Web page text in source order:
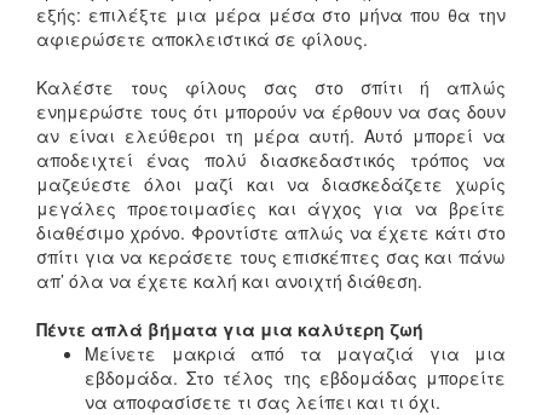
εξής: επιλέξτε μια μέρα μέσα στο μήνα που θα την
αφιερώσετε αποκλειστικά σε φίλους.
Καλέστε τους φίλους σας στο σπίτι ή απλώς
ενημερώστε τους ότι μπορούν να έρθουν να σας δουν
αν είναι ελεύθεροι τη μέρα αυτή. Αυτό μπορεί να
αποδειχτεί ένας πολύ διασκεδαστικός τρόπος να
μαζεύεστε όλοι μαζί και να διασκεδάζετε χωρίς
μεγάλες προετοιμασίες και άγχος για να βρείτε
διαθέσιμο χρόνο. Φροντίστε απλώς να έχετε κάτι στο
σπίτι για να κεράσετε τους επισκέπτες σας και πάνω
απ’ όλα να έχετε καλή και ανοιχτή διάθεση.
Πέντε απλά βήματα για μια καλύτερη ζωή
Μείνετε μακριά από τα μαγαζιά για μια
εβδομάδα. Στο τέλος της εβδομάδας μπορείτε
να αποφασίσετε τι σας λείπει και τι όχι.